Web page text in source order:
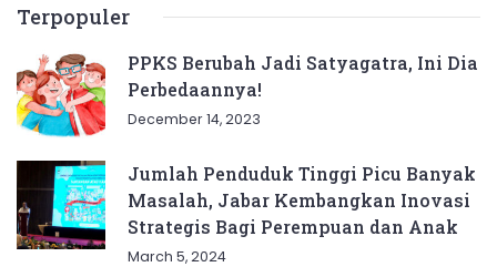
Terpopuler
PPKS Berubah Jadi Satyagatra, Ini Dia
Perbedaannya!
December 14, 2023
Jumlah Penduduk Tinggi Picu Banyak
Masalah, Jabar Kembangkan Inovasi
Strategis Bagi Perempuan dan Anak
March 5, 2024